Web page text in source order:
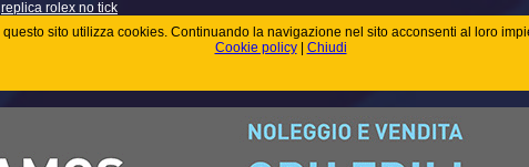
replica rolex no tick
sito utilizza cookies. Continuando la navigazione nel sito acconsenti al loro
Cookie policy| Chiudi